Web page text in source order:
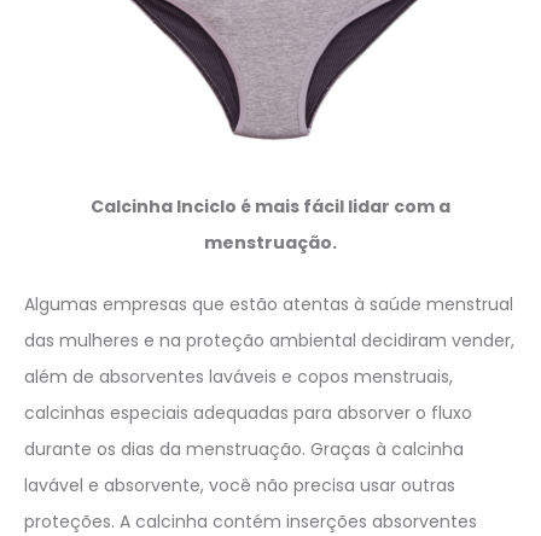
Calcinha Inciclo é mais fácil lidar com a
menstruação.
Algumas empresas que estão atentas à saúde menstrual
das mulheres e na proteção ambiental decidiram vender,
além de absorventes laváveis e copos menstruais,
calcinhas especiais adequadas para absorver o fluxo
durante os dias da menstruação. Graças à calcinha
lavável e absorvente, você não precisa usar outras
proteções. A calcinha contém inserções absorventes